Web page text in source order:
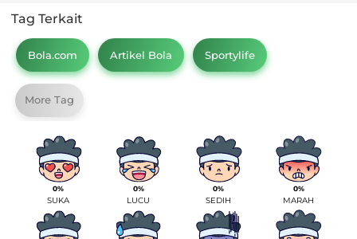
Tag Terkait
Bola.com Artikel Bola Sportylife
More Tag
0%
SUKA
0%
LUCU
0%
SEDIH
0%
MARAH